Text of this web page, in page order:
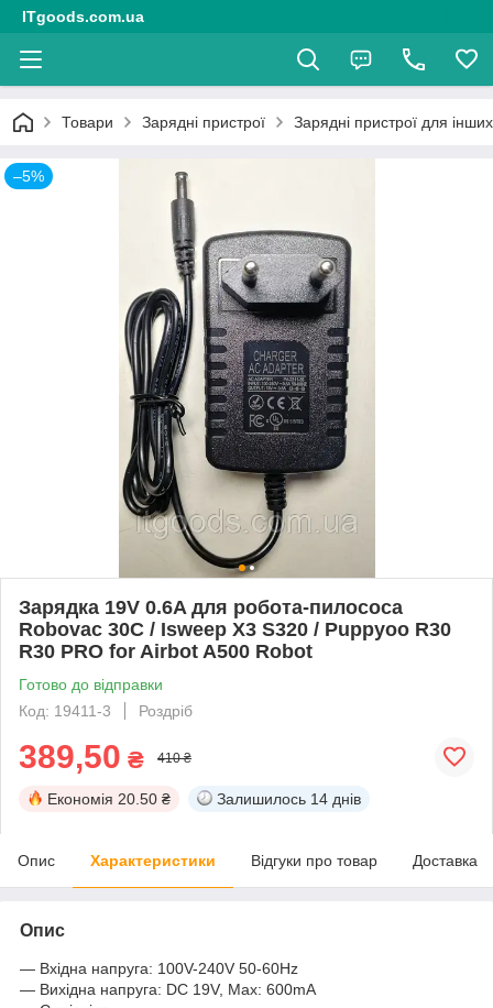
ITgoods.com.ua
Товари Зарядні пристрої Зарядні пристрої для
–5%
Зарядка 19V 0.6A для робота-пилососа
Robovac 30C / Isweep X3 S320 / Puppyoo R30
R30 PRO for Airbot A500 Robot
Готово до відправки
Код: 19411-3
Роздріб
389,50 ₴ 410 ₴
Економія 20.50 ₴ Залишилось 14 днів
Опис Характеристики Відгуки про товар Доставка
Опис
― Вхідна напруга: 100V-240V 50-60Hz
― Вихідна напруга: DC 19V, Max: 600mA